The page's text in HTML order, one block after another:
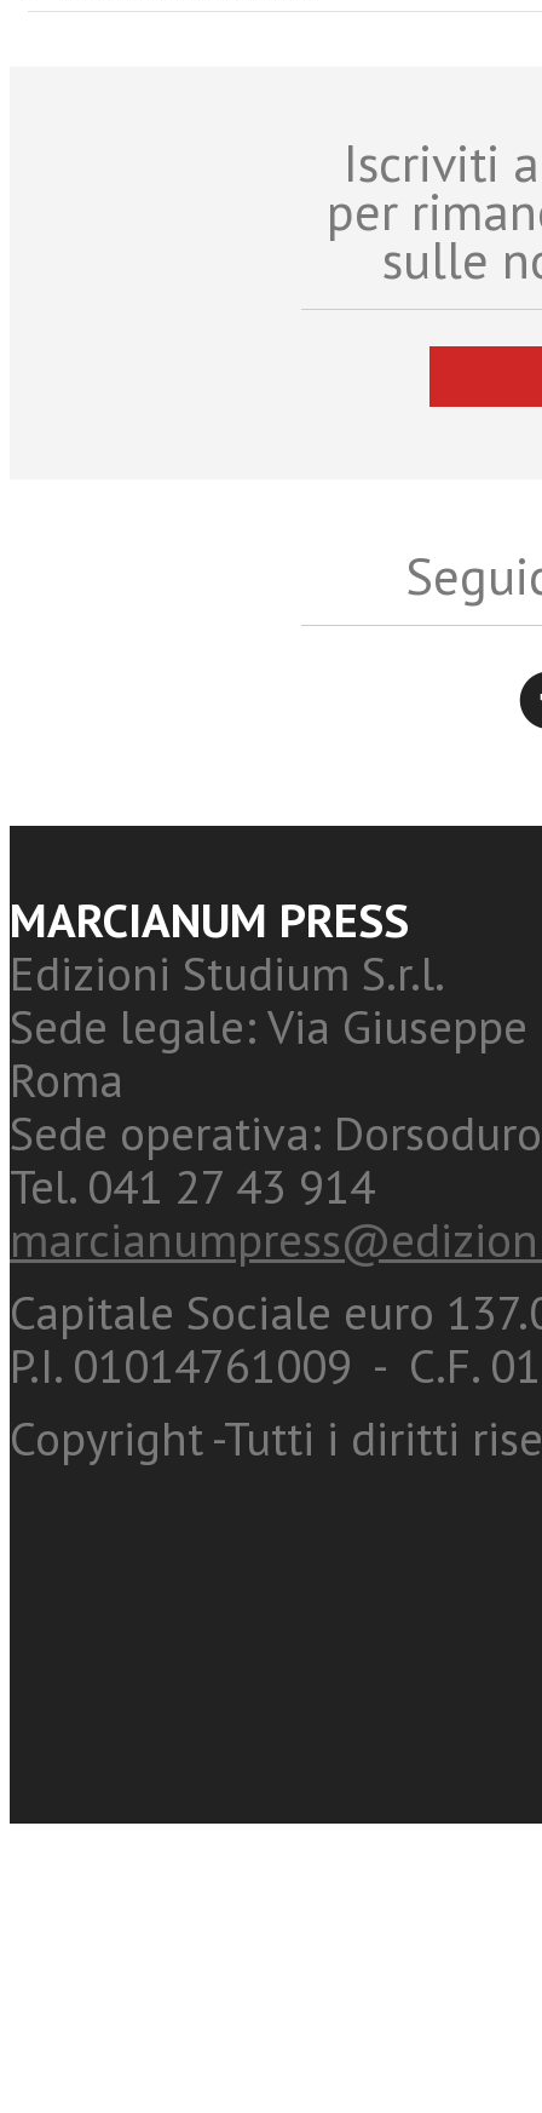
Iscriviti
per
sulle
MARCIANUM PRESS
Edizioni Studium S.r.l.
Sede legale: Via
Roma
Sede operativa:
Tel. 041 27 43 914
Capitale Sociale euro
P.I. 01014761009 - C.F.
Copyright -Tutti i diritti